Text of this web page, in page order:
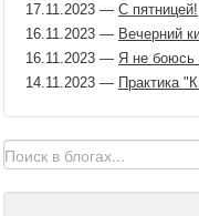
17.11.2023 — С пятницей!
16.11.2023 — Вечерний
16.11.2023 — Я не боюсь
14.11.2023 — Практика